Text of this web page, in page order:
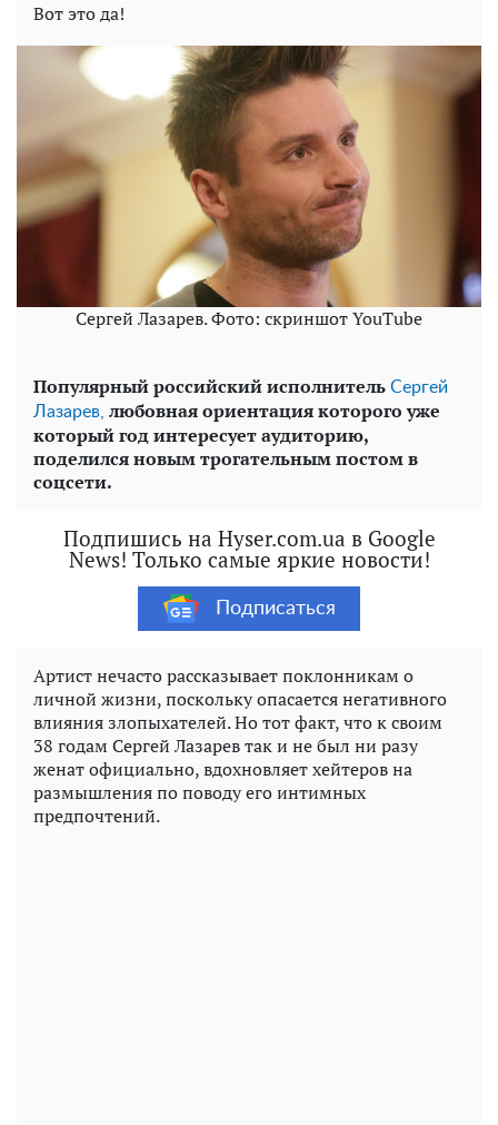
Вот это да!
Сергей Лазарев. Фото: скриншот YouTube
Популярный российский исполнитель Сергей
Лазарев, любовная ориентация которого уже
который год интересует аудиторию,
поделился новым трогательным постом в
соцсети.
Подпишись на Hyser.com.ua в Google
News! Только самые яркие новости!
Подписаться
Артист нечасто рассказывает поклонникам о
личной жизни, поскольку опасается негативного
влияния злопыхателей. Но тот факт, что к своим
38 годам Сергей Лазарев так и не был ни разу
женат официально, вдохновляет хейтеров на
размышления по поводу его интимных
предпочтений.